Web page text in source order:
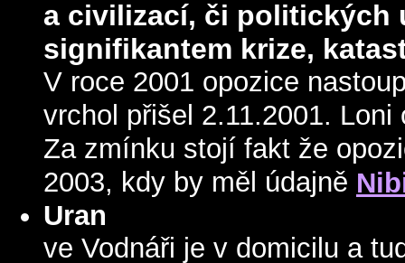
a civilizací, či politických
signifikantem krize,
V roce 2001 opozice
vrchol přišel 2.11.2001.
Za zmínku stojí fakt že
2003, kdy by měl údajně
Uran
ve Vodnáři je v domicilu a